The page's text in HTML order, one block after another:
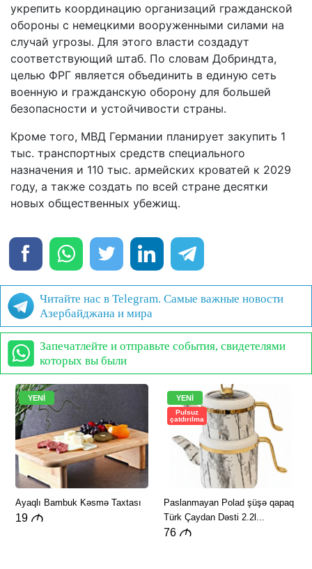
укрепить координацию организаций гражданской
обороны с немецкими вооруженными силами на
случай угрозы. Для этого власти создадут
соответствующий штаб. По словам Добриндта,
целью ФРГ является объединить в единую сеть
военную и гражданскую оборону для большей
безопасности и устойчивости страны.
Кроме того, МВД Германии планирует закупить 1
тыс. транспортных средств специального
назначения и 110 тыс. армейских кроватей к 2029
году, а также создать по всей стране десятки
новых общественных убежищ.
Читайте нас в Telegram. Самые важные новости
Азербайджана и мира
Запечатлейте и отправьте события, свидетелями
которых вы были